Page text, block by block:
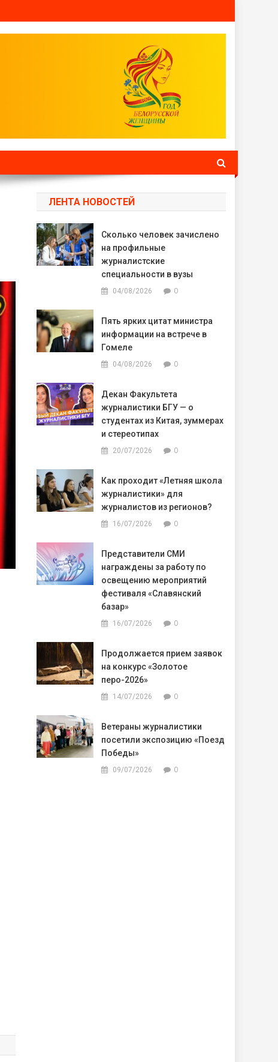
ЛЕНТА НОВОСТЕЙ
Сколько человек зачислено
на профильные
журналистские
специальности в вузы
04/08/2026 0
Пять ярких цитат министра
информации на встрече в
Гомеле
04/08/2026 0
Декан Факультета
журналистики БГУ — о
студентах из Китая, зуммерах
и стереотипах
20/07/2026 0
Как проходит «Летняя школа
журналистики» для
журналистов из регионов?
16/07/2026 0
Представители СМИ
награждены за работу по
освещению мероприятий
фестиваля «Славянский
базар»
16/07/2026 0
Продолжается прием заявок
на конкурс «Золотое
перо-2026»
14/07/2026 0
Ветераны журналистики
посетили экспозицию «Поезд
Победы»
09/07/2026 0